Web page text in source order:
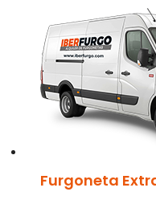
Furgoneta